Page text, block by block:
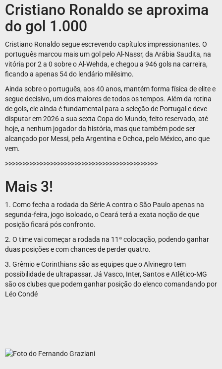
Cristiano Ronaldo se aproxima
do gol 1.000
Cristiano Ronaldo segue escrevendo capítulos impressionantes. O
português marcou mais um gol pelo Al-Nassr, da Arábia Saudita, na
vitória por 2 a 0 sobre o Al-Wehda, e chegou a 946 gols na carreira,
ficando a apenas 54 do lendário milésimo.
Ainda sobre o português, aos 40 anos, mantém forma física de elite e
segue decisivo, um dos maiores de todos os tempos. Além da rotina
de gols, ele ainda é fundamental para a seleção de Portugal e deve
disputar em 2026 a sua sexta Copa do Mundo, feito reservado, até
hoje, a nenhum jogador da história, mas que também pode ser
alcançado por Messi, pela Argentina e Ochoa, pelo México, ano que
vem.
>>>>>>>>>>>>>>>>>>>>>>>>>>>>>>>>>>>>>>>>>>>>
Mais 3!
1. Como fecha a rodada da Série A contra o São Paulo apenas na
segunda-feira, jogo isoloado, o Ceará terá a exata noção de que
posição ficará pós confronto.
2. O time vai começar a rodada na 11ª colocação, podendo ganhar
duas posições e com chances de perder quatro.
3. Grêmio e Corinthians são as equipes que o Alvinegro tem
possibilidade de ultrapassar. Já Vasco, Inter, Santos e Atlético-MG
são os clubes que podem ganhar posição do elenco comandando por
Léo Condé